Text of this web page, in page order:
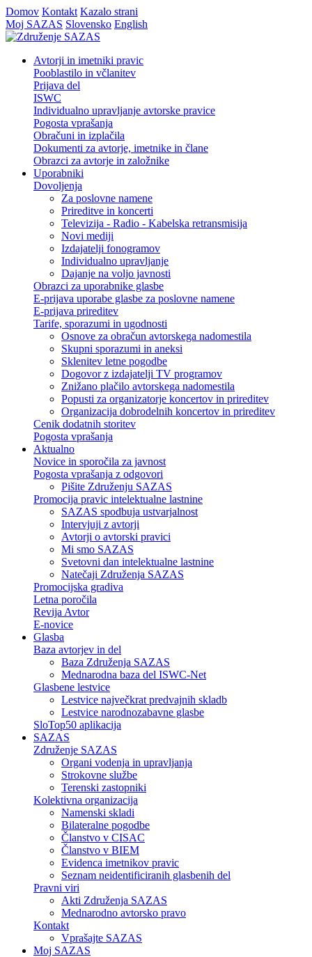
Domov Kontakt Kazalo strani
Moj SAZAS Slovensko English
Avtorji in imetniki pravic
Pooblastilo in včlanitev
Prijava del
ISWC
Individualno upravljanje avtorske pravice
Pogosta vprašanja
Obračuni in izplačila
Dokumenti za avtorje, imetnike in člane
Obrazci za avtorje in založnike
Uporabniki
Dovoljenja
Za poslovne namene
Prireditve in koncerti
Televizija - Radio - Kabelska retransmisija
Novi mediji
Izdajatelji fonogramov
Individualno upravljanje
Dajanje na voljo javnosti
Obrazci za uporabnike glasbe
E-prijava uporabe glasbe za poslovne namene
E-prijava prireditev
Tarife, sporazumi in ugodnosti
Osnove za obračun avtorskega nadomestila
Skupni sporazumi in aneksi
Sklenitev letne pogodbe
Dogovor z izdajatelji TV programov
Znižano plačilo avtorskega nadomestila
Popusti za organizatorje koncertov in prireditev
Organizacija dobrodelnih koncertov in prireditev
Cenik dodatnih storitev
Pogosta vprašanja
Aktualno
Novice in sporočila za javnost
Pogosta vprašanja z odgovori
Pišite Združenju SAZAS
Promocija pravic intelektualne lastnine
SAZAS spodbuja ustvarjalnost
Intervjuji z avtorji
Avtorji o avtorski pravici
Mi smo SAZAS
Svetovni dan intelektualne lastnine
Natečaji Združenja SAZAS
Promocijska gradiva
Letna poročila
Revija Avtor
E-novice
Glasba
Baza avtorjev in del
Baza Združenja SAZAS
Mednarodna baza del ISWC-Net
Glasbene lestvice
Lestvice največkrat predvajnih skladb
Lestvice narodnozabavne glasbe
SloTop50 aplikacija
SAZAS
Združenje SAZAS
Organi vodenja in upravljanja
Strokovne službe
Terenski zastopniki
Kolektivna organizacija
Namenski skladi
Bilateralne pogodbe
Članstvo v CISAC
Članstvo v BIEM
Evidenca imetnikov pravic
Seznam neidentificiranih glasbenih del
Pravni viri
Akti Združenja SAZAS
Mednarodno avtorsko pravo
Kontakt
Vprašajte SAZAS
Moj SAZAS